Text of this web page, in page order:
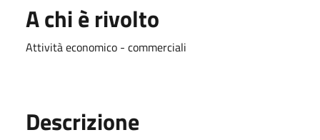
A chi è rivolto
Attività economico - commerciali
Descrizione